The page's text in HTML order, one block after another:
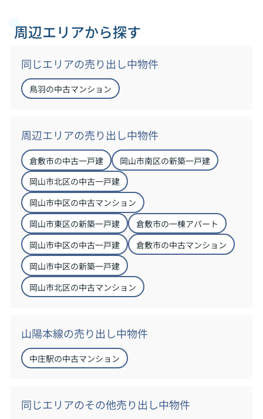
周辺エリアから探す
同じエリアの売り出し中物件
鳥羽の中古マンション
周辺エリアの売り出し中物件
倉敷市の中古一戸建
岡山市南区の新築一戸建
岡山市北区の中古一戸建
岡山市中区の中古マンション
岡山市東区の新築一戸建
倉敷市の一棟アパート
岡山市中区の中古一戸建
倉敷市の中古マンション
岡山市中区の新築一戸建
岡山市北区の中古マンション
山陽本線の売り出し中物件
中庄駅の中古マンション
同じエリアのその他売り出し中物件